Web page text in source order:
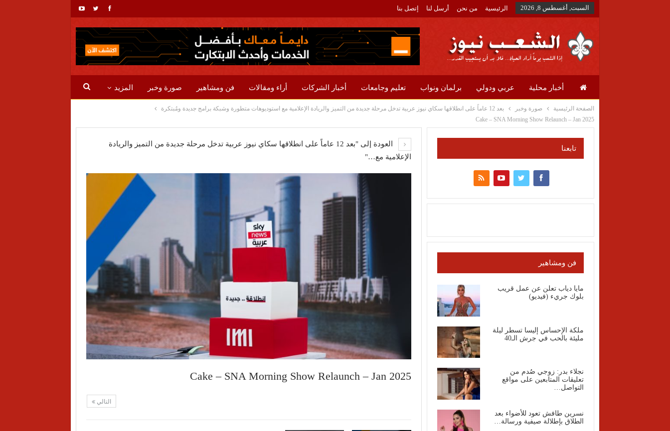
السبت, أغسطس 8, 2026 الرئيسية من نحن أرسل لنا إتصل بنا
أخبار محلية عربي ودولي برلمان ونواب تعليم وجامعات أخبار الشركات أراء ومقالات فن ومشاهير صورة وخبر المزيد
الصفحة الرئيسية صورة وخبر
بعد 12 عاماً على انطلاقها سكاي نيوز عربية تدخل مرحلة جديدة من التميز والريادة الإعلامية مع استوديوهات متطورة وشبكة برامج جديدة ومُبتكرة
Cake – SNA Morning Show Relaunch – Jan 2025
العودة إلى "بعد 12 عاماً على انطلاقها سكاي نيوز عربية تدخل مرحلة جديدة من التميز والريادة
الإعلامية مع…"
Cake – SNA Morning Show Relaunch – Jan 2025
التالي
تابعنا
فن ومشاهير
مايا دياب تعلن عن عمل قريب
بلوك جريء (فيديو)
ملكة الإحساس إليسا تسطر ليلة
مليئة بالحب في جرش الـ40
نجلاء بدر: زوجي صُدم من
تعليقات المتابعين على مواقع
التواصل…
نسرين طافش تعود للأضواء بعد
الطلاق بإطلالة صيفية ورسالة…